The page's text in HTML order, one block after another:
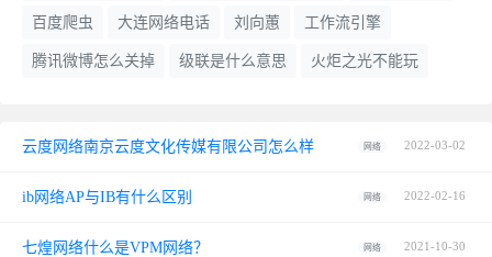
百度爬虫 大连网络电话 刘向蕙 工作流引擎
腾讯微博怎么关掉 级联是什么意思 火炬之光不能玩
云度网络南京云度文化传媒有限公司怎么样 网络 2022-03-02
ib网络AP与IB有什么区别 网络 2022-02-16
七煌网络什么是VPM网络？ 网络 2021-10-30